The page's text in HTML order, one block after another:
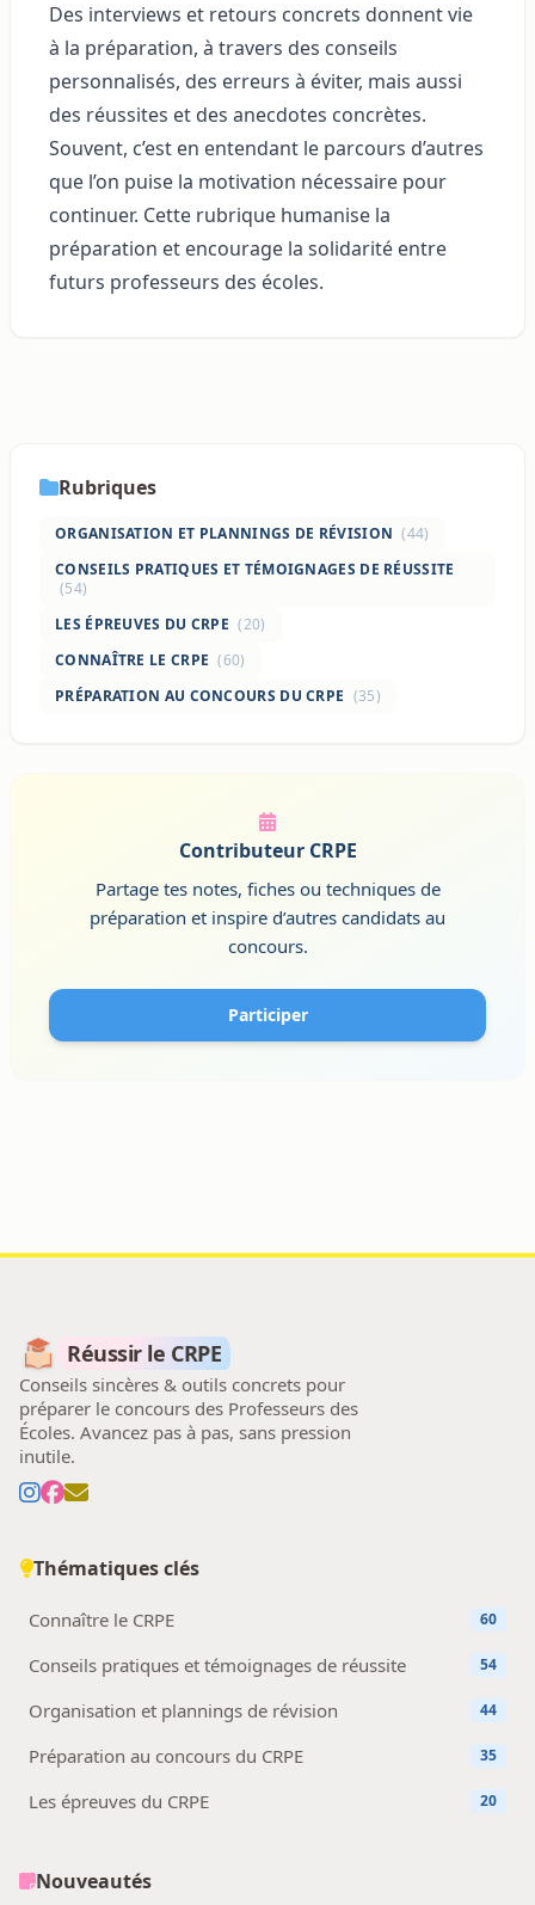
Des interviews et retours concrets donnent vie
à la préparation, à travers des conseils
personnalisés, des erreurs à éviter, mais aussi
des réussites et des anecdotes concrètes.
Souvent, c’est en entendant le parcours d’autres
que l’on puise la motivation nécessaire pour
continuer. Cette rubrique humanise la
préparation et encourage la solidarité entre
futurs professeurs des écoles.
Rubriques
ORGANISATION ET PLANNINGS DE RÉVISION (44)
CONSEILS PRATIQUES ET TÉMOIGNAGES DE RÉUSSITE
(54)
LES ÉPREUVES DU CRPE (20)
CONNAÎTRE LE CRPE (60)
PRÉPARATION AU CONCOURS DU CRPE (35)
Contributeur CRPE
Partage tes notes, fiches ou techniques de
préparation et inspire d’autres candidats au
concours.
Participer
Réussir le CRPE
Conseils sincères & outils concrets pour
préparer le concours des Professeurs des
Écoles. Avancez pas à pas, sans pression
inutile.
Thématiques clés
Connaître le CRPE 60
Conseils pratiques et témoignages de réussite 54
Organisation et plannings de révision 44
Préparation au concours du CRPE 35
Les épreuves du CRPE 20
Nouveautés